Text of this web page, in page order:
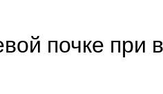
почке при